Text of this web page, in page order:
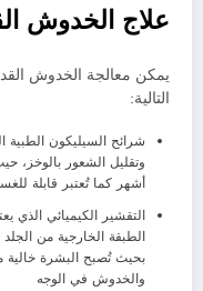
علاج الخدوش
يمكن معالجة الخدوش
التالية:
شرائح السيليكون الطبية
أشهر كما تُعتبر قابلة
التقشير الكيميائي الذي
الطبقة الخارجية من
بحيث تُصبح البشرة خالية
والخدوش في الوجه